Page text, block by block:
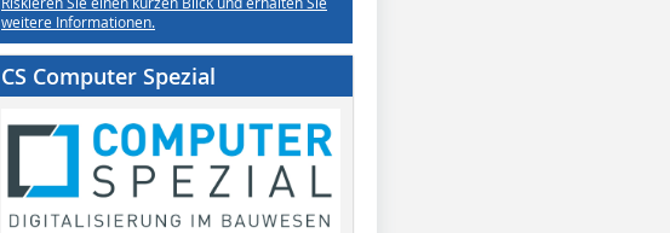
weitere Informationen.
CS Computer Spezial